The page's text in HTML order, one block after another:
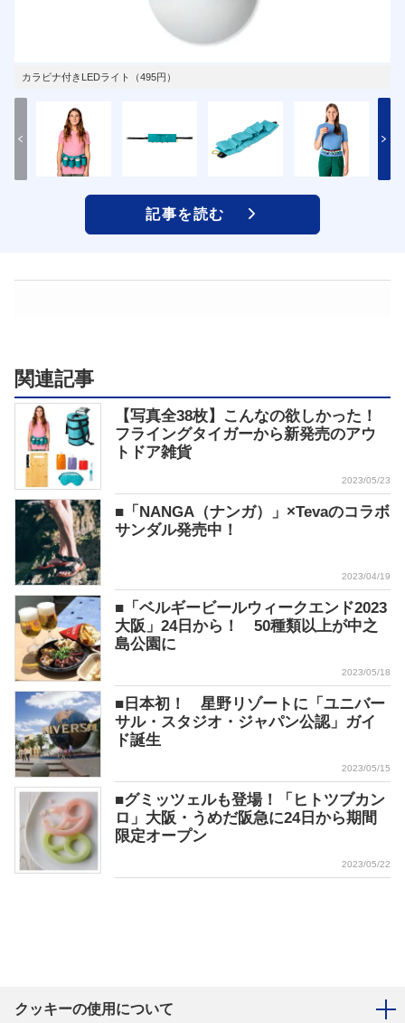
カラビナ付きLEDライト（495円）
記事を読む
関連記事
【写真全38枚】こんなの欲しかった！
フライングタイガーから新発売のアウ
トドア雑貨
2023/05/23
■「NANGA（ナンガ）」×Tevaのコラボ
サンダル発売中！
2023/04/19
■「ベルギービールウィークエンド2023
大阪」24日から！ 50種類以上が中之
島公園に
2023/05/18
■日本初！ 星野リゾートに「ユニバー
サル・スタジオ・ジャパン公認」ガイ
ド誕生
2023/05/15
■グミッツェルも登場！「ヒトツブカン
ロ」大阪・うめだ阪急に24日から期間
限定オープン
2023/05/22
クッキーの使用について